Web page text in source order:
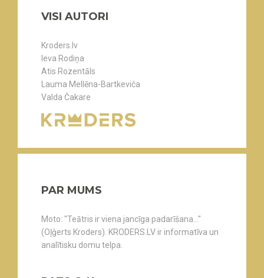
VISI AUTORI
Kroders.lv
Ieva Rodiņa
Atis Rozentāls
Lauma Mellēna-Bartkeviča
Valda Čakare
PAR MUMS
Moto: "Teātris ir viena jancīga padarīšana..."
(Oļģerts Kroders). KRODERS.LV ir informatīva un
analītisku domu telpa.